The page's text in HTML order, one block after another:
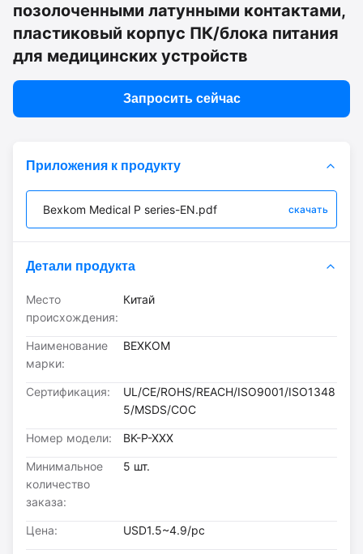
позолоченными латунными контактами,
пластиковый корпус ПК/блока питания
для медицинских устройств
Запросить сейчас
Приложения к продукту
Bexkom Medical P series-EN.pdf скачать
Детали продукта
Место
происхождения:
Китай
Наименование
марки:
BEXKOM
Сертификация:
UL/CE/ROHS/REACH/ISO9001/ISO1348
5/MSDS/COC
Номер модели: BK-P-XXX
Минимальное
количество
заказа:
5 шт.
Цена: USD1.5~4.9/pc